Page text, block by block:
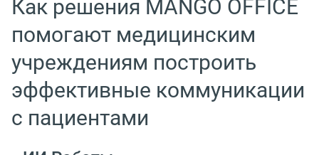
Как решения MANGO OFFICE
помогают медицинским
учреждениям построить
эффективные коммуникации
с пациентами